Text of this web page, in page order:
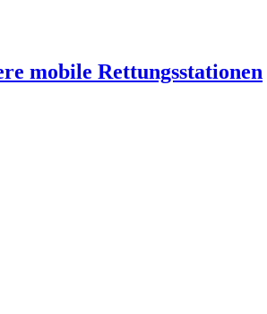
mobile Rettungsstationen